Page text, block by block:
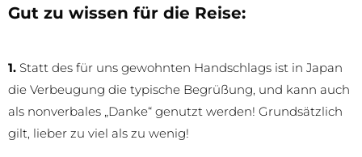
Gut zu wissen für die Reise:
1. Statt des für uns gewohnten Handschlags ist in Japan
die Verbeugung die typische Begrüßung, und kann auch
als nonverbales „Danke“ genutzt werden! Grundsätzlich
gilt, lieber zu viel als zu wenig!